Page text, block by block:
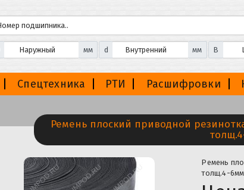
мм d мм B
Спецтехника РТИ Расшифровки
Ремень плоский приводной
Ремень
толщ.4-6мм